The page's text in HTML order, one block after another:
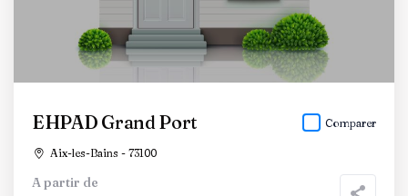
EHPAD Grand Port
Aix-les-Bains - 73100
Comparer
A partir de